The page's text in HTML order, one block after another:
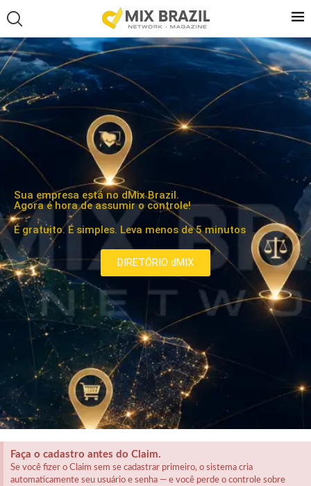
Sua empresa está no dMix Brazil.
Agora é hora de assumir o controle!
É gratuito. É simples. Leva menos de 5 minutos
DIRETÓRIO dMIX
Faça o cadastro antes do Claim.
Se você fizer o Claim sem se cadastrar primeiro, o sistema cria
automaticamente seu usuário e senha — e você perde o controle sobre